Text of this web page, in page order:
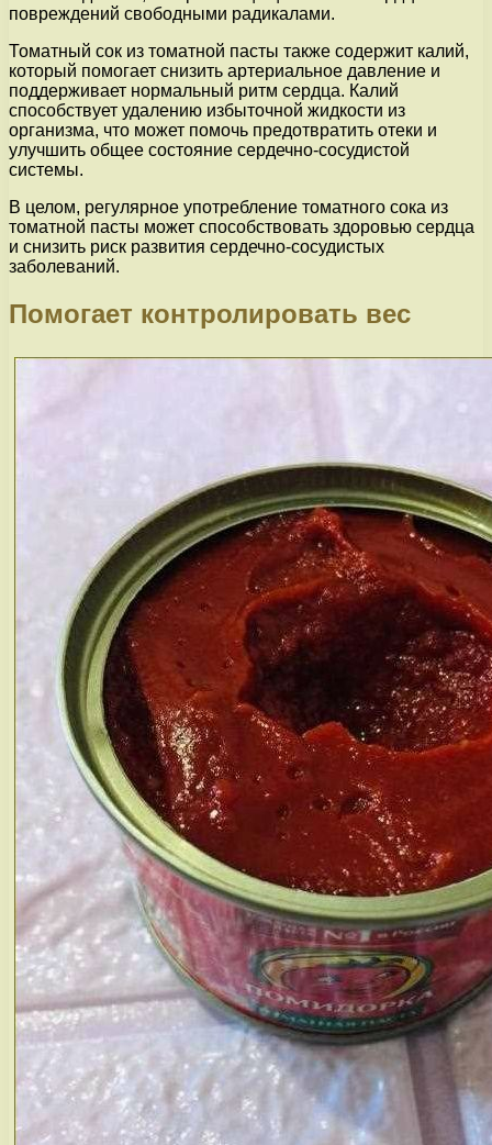
повреждений свободными радикалами.
Томатный сок из томатной пасты также содержит калий,
который помогает снизить артериальное давление и
поддерживает нормальный ритм сердца. Калий
способствует удалению избыточной жидкости из
организма, что может помочь предотвратить отеки и
улучшить общее состояние сердечно-сосудистой
системы.
В целом, регулярное употребление томатного сока из
томатной пасты может способствовать здоровью сердца
и снизить риск развития сердечно-сосудистых
заболеваний.
Помогает контролировать вес